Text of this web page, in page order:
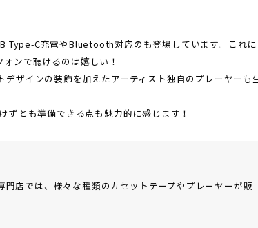
Type-C充電やBluetooth対応のも登場しています。これ
ンで聴けるのは嬉しい！
ザインの装飾を加えたアーティスト独自のプレーヤーも
ずとも準備できる点も魅力的に感じます！
店では、様々な種類のカセットテープやプレーヤーが販